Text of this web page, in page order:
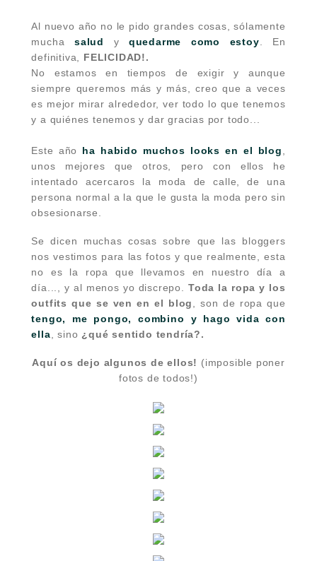
Al nuevo año no le pido grandes cosas, sólamente
mucha salud y quedarme como estoy. En
definitiva, FELICIDAD!.
No estamos en tiempos de exigir y aunque
siempre queremos más y más, creo que a veces
es mejor mirar alrededor, ver todo lo que tenemos
y a quiénes tenemos y dar gracias por todo...
Este año ha habido muchos looks en el blog,
unos mejores que otros, pero con ellos he
intentado acercaros la moda de calle, de una
persona normal a la que le gusta la moda pero sin
obsesionarse.
Se dicen muchas cosas sobre que las bloggers
nos vestimos para las fotos y que realmente, esta
no es la ropa que llevamos en nuestro día a
día..., y al menos yo discrepo. Toda la ropa y los
outfits que se ven en el blog, son de ropa que
tengo, me pongo, combino y hago vida con
ella, sino¿qué sentido tendría?.
Aquí os dejo algunos de ellos! (imposible poner
fotos de todos!)